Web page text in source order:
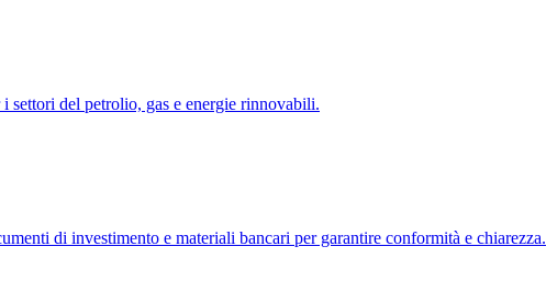
settori del petrolio, gas e energie rinnovabili.
di investimento e materiali bancari per garantire conformità e chiarezza.